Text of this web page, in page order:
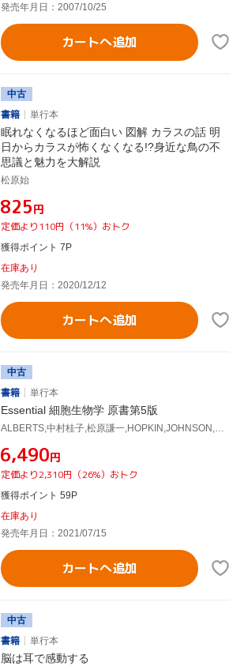
発売年月日：2007/10/25
カートへ追加
中古
書籍
単行本
眠れなくなるほど面白い 図解 カラスの話 明
日からカラスが怖くなくなる!?身近な鳥の不
思議と魅力を大解説
松原始
¥825円
定価より110円（11%）おトク
獲得ポイント 7P
在庫あり
発売年月日：2020/12/12
カートへ追加
中古
書籍
単行本
Essential 細胞生物学 原書第5版
¥6,490円
定価より2,310円（26%）おトク
獲得ポイント 59P
在庫あり
発売年月日：2021/07/15
カートへ追加
中古
書籍
単行本
脳は耳で感動する